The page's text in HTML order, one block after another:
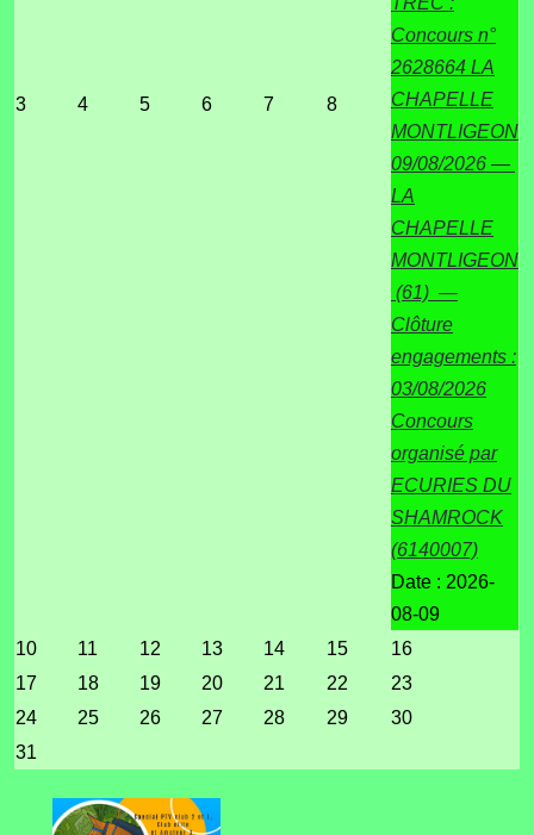
3 4 5 6 7 8
Concours n°
2628664 LA
CHAPELLE
MONTLIGEON
09/08/2026 —
LA
CHAPELLE
MONTLIGEON
(61) —
Clôture
engagements :
03/08/2026
Concours
organisé par
ECURIES DU
SHAMROCK
(6140007)
Date : 2026-
08-09
10
11 12 13 14 15
16
17
18 19 20 21 22
23
24
25 26 27 28 29
30
31